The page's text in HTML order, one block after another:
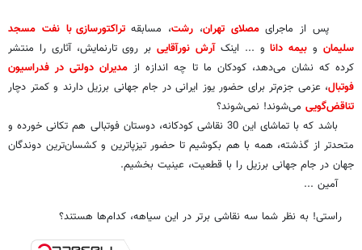
پس از ماجرایمصلای تهران، رشت، مسابقهتراکتورسازی با نفت مسجد
سلیمانو بیمه داناو ... اینکآرش نورآقاییبر روی تارنمایش، آثاری را منتشر
کرده که نشان می‌دهد، کودکان ما تا چه اندازه از مدیران دولتی در فدراسیون
فوتبال، عزمی جزم‌تر برای حضور یوز ایرانی در جام جهانی برزیل دارند و کمتر دچار
تناقض‌گویی می‌شوند! نمی‌شوند؟
باشد که با تماشای این 30 نقاشی‌ کودکانه، دوستان فوتبالی هم تکانی خورده و
متحدتر از گذشته، همه با هم بکوشیم تا حضور تیزپاترین و کشسان‌ترین دوندگان
جهان در جام جهانی برزیل را با قطعیت، عینیت بخشیم.
آمین ...
راستی! به نظر شما سه نقاشی برتر در این سیاهه، کدام‌ها هستند؟